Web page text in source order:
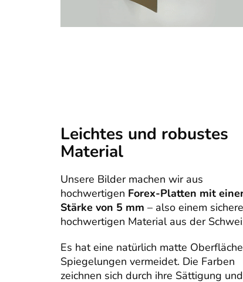
Leichtes und robustes
Material
Unsere Bilder machen wir aus
hochwertigen Forex-Platten mit
Stärke von 5 mm – also einem
hochwertigen Material aus der
Es hat eine natürlich matte
Spiegelungen vermeidet. Die Farben
zeichnen sich durch ihre Sättigung und